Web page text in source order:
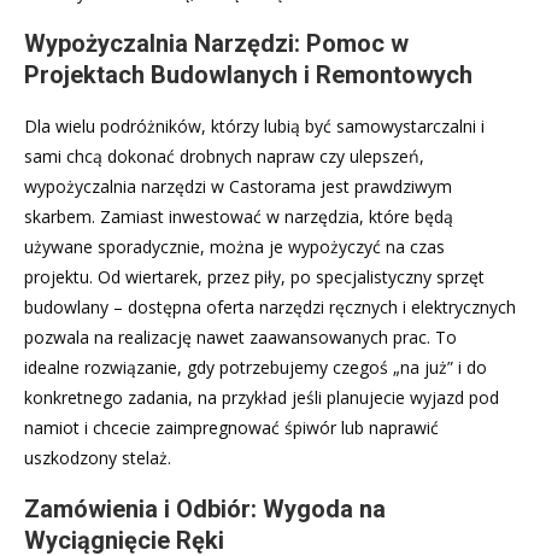
Wypożyczalnia Narzędzi: Pomoc w
Projektach Budowlanych i Remontowych
Dla wielu podróżników, którzy lubią być samowystarczalni i
sami chcą dokonać drobnych napraw czy ulepszeń,
wypożyczalnia narzędzi w Castorama jest prawdziwym
skarbem. Zamiast inwestować w narzędzia, które będą
używane sporadycznie, można je wypożyczyć na czas
projektu. Od wiertarek, przez piły, po specjalistyczny sprzęt
budowlany – dostępna oferta narzędzi ręcznych i elektrycznych
pozwala na realizację nawet zaawansowanych prac. To
idealne rozwiązanie, gdy potrzebujemy czegoś „na już” i do
konkretnego zadania, na przykład jeśli planujecie wyjazd pod
namiot i chcecie zaimpregnować śpiwór lub naprawić
uszkodzony stelaż.
Zamówienia i Odbiór: Wygoda na
Wyciągnięcie Ręki